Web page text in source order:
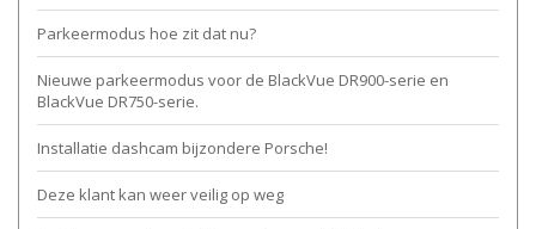
Parkeermodus hoe zit dat nu?
Nieuwe parkeermodus voor de BlackVue DR900-serie en
BlackVue DR750-serie.
Installatie dashcam bijzondere Porsche!
Deze klant kan weer veilig op weg